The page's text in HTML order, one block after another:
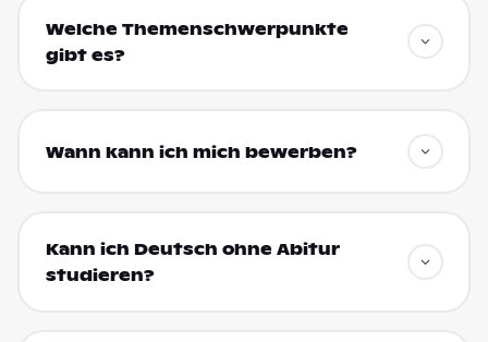
Welche Themenschwerpunkte
gibt es?
Wann kann ich mich bewerben?
Kann ich Deutsch ohne Abitur
studieren?